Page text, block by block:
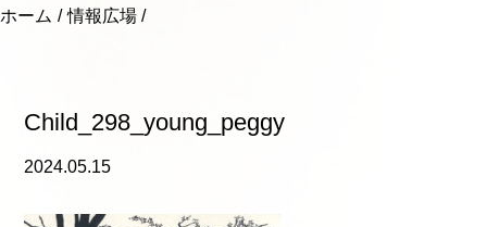
ホーム 情報広場
Child_298_young_peggy
2024.05.15